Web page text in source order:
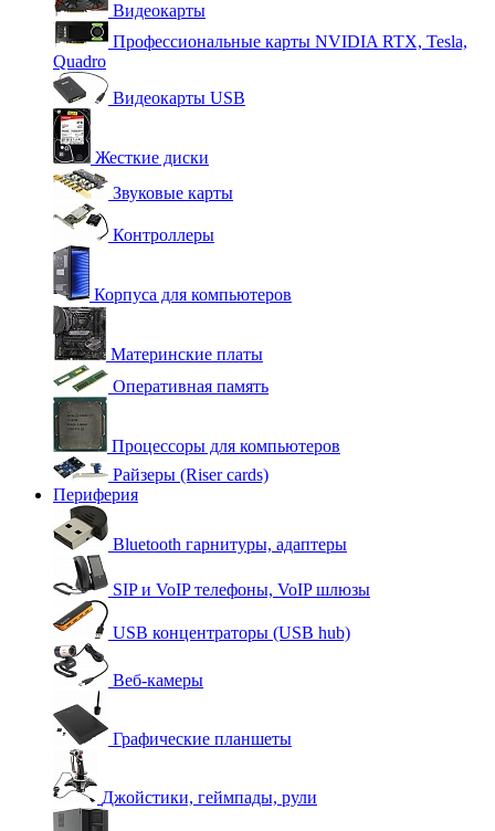
Видеокарты
Профессиональные карты NVIDIA RTX, Tesla,
Quadro
Видеокарты USB
Жесткие диски
Звуковые карты
Контроллеры
Корпуса для компьютеров
Материнские платы
Оперативная память
Процессоры для компьютеров
Райзеры (Riser cards)
Периферия
Bluetooth гарнитуры, адаптеры
SIP и VoIP телефоны, VoIP шлюзы
USB концентраторы (USB hub)
Веб-камеры
Графические планшеты
Джойстики, геймпады, рули